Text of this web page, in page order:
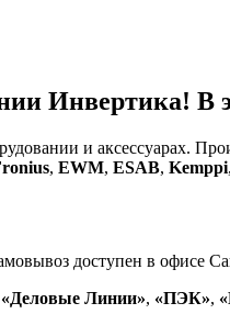
Инвертика! В
и аксессуарах.
, EWM, ESAB, Kemppi,
доступен в офисе
Линии», «ПЭК»,